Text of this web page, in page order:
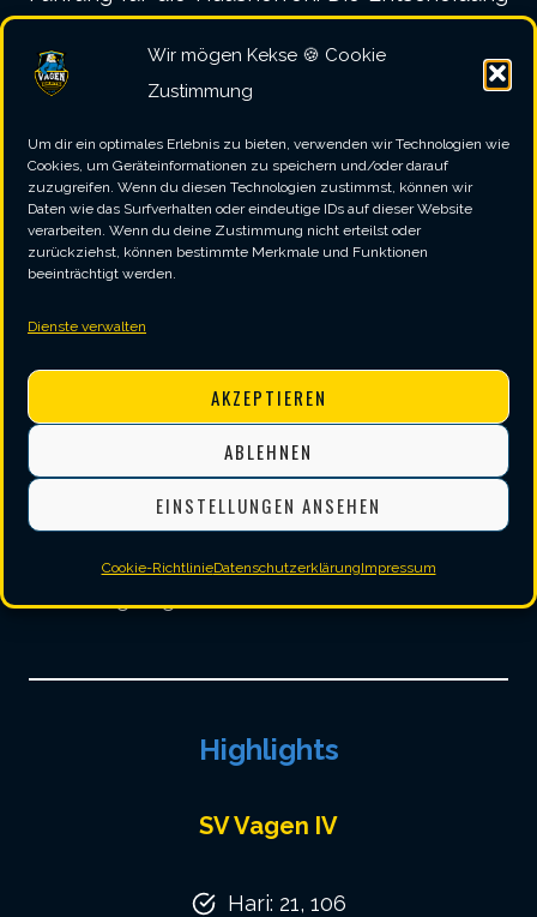
Wir mögen Kekse 🍪 Cookie
Zustimmung
Um dir ein optimales Erlebnis zu bieten, verwenden wir Technologien wie
Cookies, um Geräteinformationen zu speichern und/oder darauf
zuzugreifen. Wenn du diesen Technologien zustimmst, können wir
Daten wie das Surfverhalten oder eindeutige IDs auf dieser Website
verarbeiten. Wenn du deine Zustimmung nicht erteilst oder
zurückziehst, können bestimmte Merkmale und Funktionen
beeinträchtigt werden.
Dienste verwalten
AKZEPTIEREN
ABLEHNEN
EINSTELLUNGEN ANSEHEN
Cookie-RichtlinieDatenschutzerklärungImpressum
am Ende der Partie, dann jedoch deutlich. So
verbleibenden Spiele und stellte letztlich
verdient auf 11:7.
Mit dem Heimsieg gegen den direkten
Tabellennachbarn aus Heiligkreuz verschafft
sich die 4. Mannschaft aus Vagen nun ein
wenig Abstand auf die hinteren
Tabellenplätze und steht nun mit insgesamt 4
Highlights
SV Vagen IV
Hari: 21, 106